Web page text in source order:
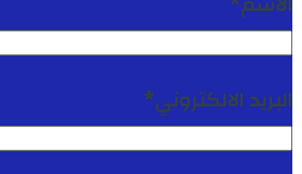
البريد الالكتروني*